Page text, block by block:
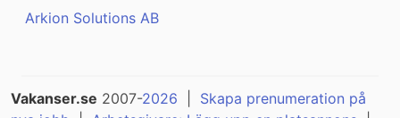
Arkion Solutions AB
Vakanser.se 2007-2026
Skapa prenumeration på